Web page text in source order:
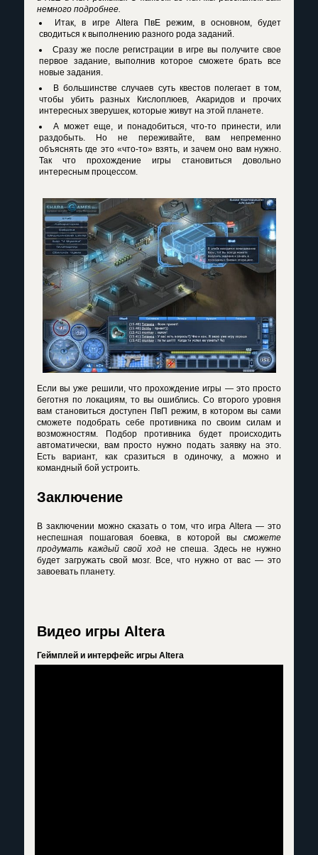
немного подробнее.
Итак, в игре Altera ПвЕ режим, в основном, будет
сводиться к выполнению разного рода заданий.
Сразу же после регистрации в игре вы получите свое
первое задание, выполнив которое сможете брать все
новые задания.
В большинстве случаев суть квестов полегает в том,
чтобы убить разных Кислоплюев, Акаридов и прочих
интересных зверушек, которые живут на этой планете.
А может еще, и понадобиться, что-то принести, или
раздобыть. Но не переживайте, вам непременно
объяснять где это «что-то» взять, и зачем оно вам нужно.
Так что прохождение игры становиться довольно
интересным процессом.
Если вы уже решили, что прохождение игры — это просто
беготня по локациям, то вы ошиблись. Со второго уровня
вам становиться доступен ПвП режим, в котором вы сами
сможете подобрать себе противника по своим силам и
возможностям. Подбор противника будет происходить
автоматически, вам просто нужно подать заявку на это.
Есть вариант, как сразиться в одиночку, а можно и
командный бой устроить.
Заключение
В заключении можно сказать о том, что игра Altera — это
неспешная пошаговая боевка, в которой вы сможете
продумать каждый свой ходне спеша. Здесь не нужно
будет загружать свой мозг. Все, что нужно от вас — это
завоевать планету.
Видео игры Altera
Геймплей и интерфейс игры Altera